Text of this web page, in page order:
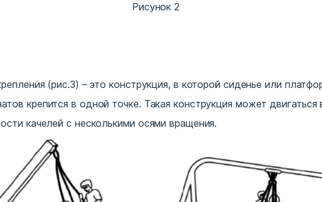
Рисунок 2
(рис.3) – это конструкция, в которой сиденье или
крепится в одной точке. Такая конструкция может двигаться
качелей с несколькими осями вращения.